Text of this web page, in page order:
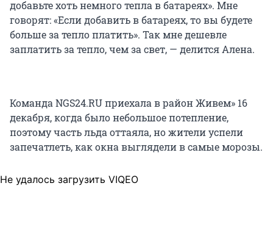
добавьте хоть немного тепла в батареях». Мне
говорят: «Если добавить в батареях, то вы будете
больше за тепло платить». Так мне дешевле
заплатить за тепло, чем за свет, — делится Алена.
Команда NGS24.RU приехала в район Живем» 16
декабря, когда было небольшое потепление,
поэтому часть льда оттаяла, но жители успели
запечатлеть, как окна выглядели в самые морозы.
Не удалось загрузить VIQEO